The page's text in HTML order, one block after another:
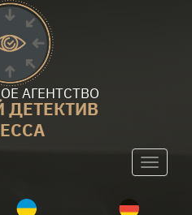
АГЕНТСТВО
ДЕТЕКТИВ
Toggle